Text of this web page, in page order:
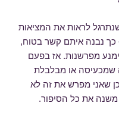
לראות את המציאות
כך נבנה איתם קשר בטוח,
מפרשנות. אז בפעם
שמכעיסה או מבלבלת
שאני מפרש את זה לא
משנה את כל הסיפור.